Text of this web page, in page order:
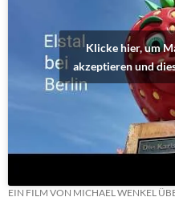
Klicke hier, um
akzeptieren und
EIN FILM VON MICHAEL WENKEL